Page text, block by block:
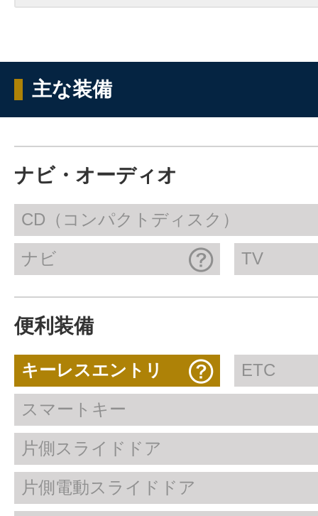
主な装備
ナビ・オーディオ
CD（コンパクトディスク）
ナビ TV
便利装備
キーレスエントリ ETC
スマートキー
片側スライドドア
片側電動スライドドア